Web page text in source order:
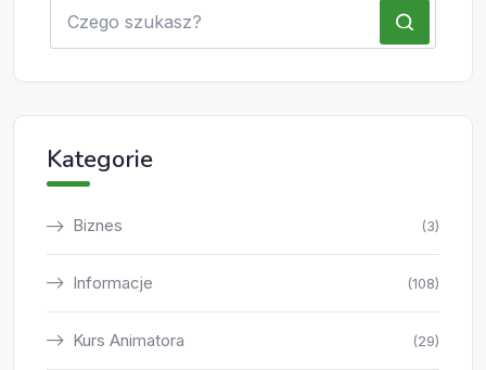
Kategorie
Biznes (3)
Informacje (108)
Kurs Animatora (29)